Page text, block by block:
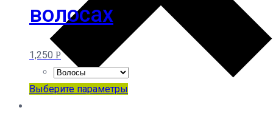
волосах
1,250 Р
Выберите параметры